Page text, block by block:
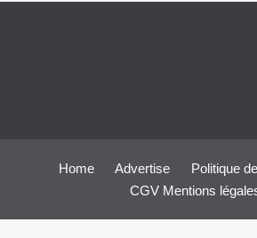
Home Advertise
Politique
CGV Mentions